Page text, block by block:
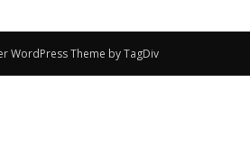
WordPress Theme by TagDiv